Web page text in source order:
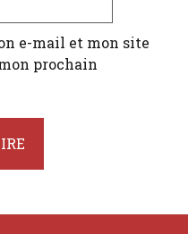
e-mail et mon site
prochain